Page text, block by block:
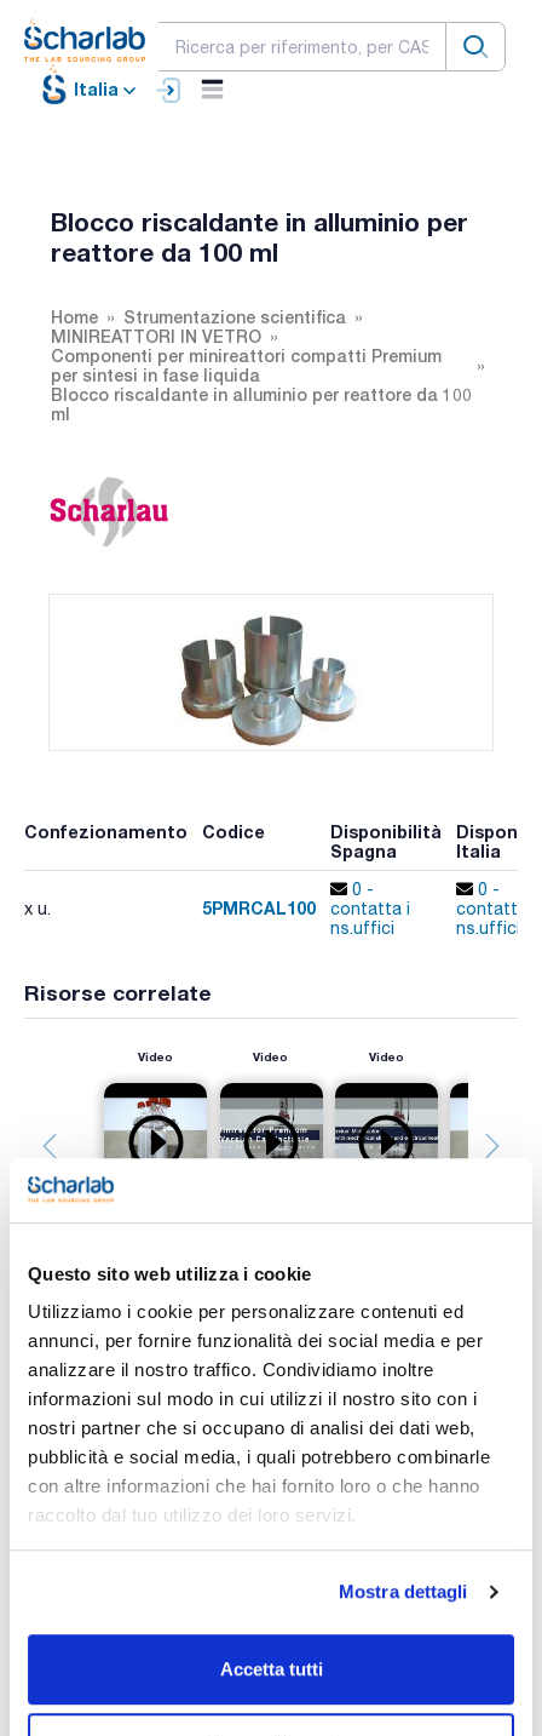
Questo sito web utilizza i cookie
Utilizziamo i cookie per personalizzare contenuti ed
annunci, per fornire funzionalità dei social media e per
analizzare il nostro traffico. Condividiamo inoltre
informazioni sul modo in cui utilizzi il nostro sito con i
nostri partner che si occupano di analisi dei dati web,
pubblicità e social media, i quali potrebbero combinarle
con altre informazioni che hai fornito loro o che hanno
raccolto dal tuo utilizzo dei loro servizi.
Mostra dettagli
Accetta tutti
Italia
Blocco riscaldante in alluminio per
reattore da 100 ml
Home
Strumentazione scientifica
MINIREATTORI IN VETRO
Componenti per minireattori compatti Premium
per sintesi in fase liquida
Blocco riscaldante in alluminio per reattore da 100
ml
Confezionamento Codice
Disponibilità
Spagna
Italia
x u. 5PMRCAL100
0 -
contatta i
ns.uffici
0 -
contatta i
ns.uffici
Risorse correlate
Video Video Video
Stampa pagina prodotto
Caratteristiche
Descrizione : Blocco riscaldante in alluminio per reattore da
100 ml
Conf. (unità) : 1
Componenti per minireattori compatti Premium per sintesi in
fase liquida
Vedi di più
Documentazione tecnica
Registrati per i download
Registrati per i download
Registrati per i download